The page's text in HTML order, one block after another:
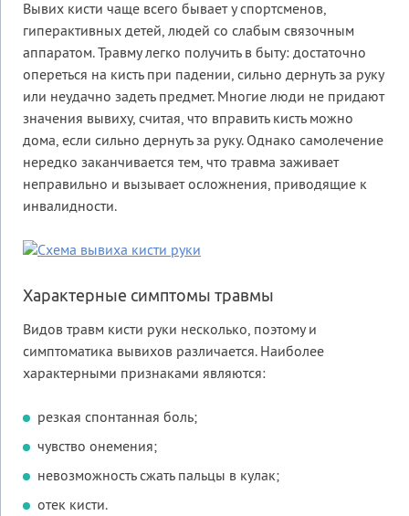
Вывих кисти чаще всего бывает у спортсменов,
гиперактивных детей, людей со слабым связочным
аппаратом. Травму легко получить в быту: достаточно
опереться на кисть при падении, сильно дернуть за руку
или неудачно задеть предмет. Многие люди не придают
значения вывиху, считая, что вправить кисть можно
дома, если сильно дернуть за руку. Однако самолечение
нередко заканчивается тем, что травма заживает
неправильно и вызывает осложнения, приводящие к
инвалидности.
Характерные симптомы травмы
Видов травм кисти руки несколько, поэтому и
симптоматика вывихов различается. Наиболее
характерными признаками являются:
резкая спонтанная боль;
чувство онемения;
невозможность сжать пальцы в кулак;
отек кисти.